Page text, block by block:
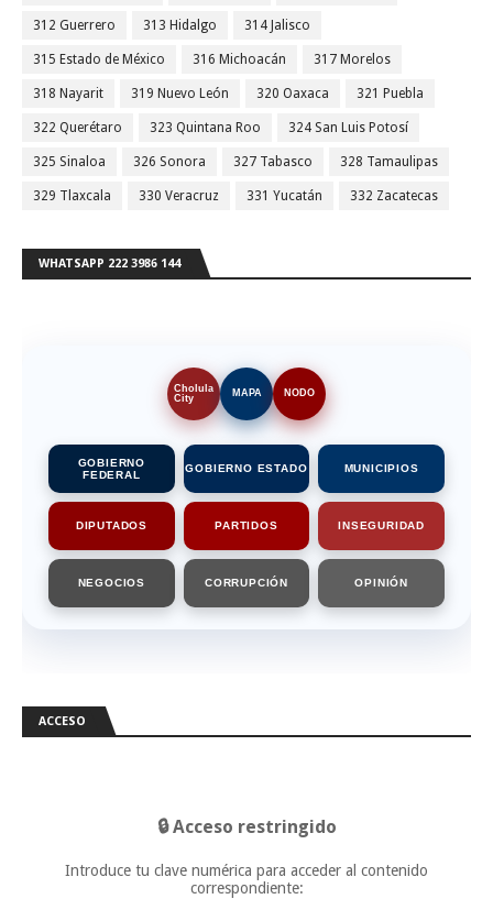
312 Guerrero 313 Hidalgo 314 Jalisco
315 Estado de México 316 Michoacán 317 Morelos
318 Nayarit 319 Nuevo León 320 Oaxaca 321 Puebla
322 Querétaro 323 Quintana Roo 324 San Luis Potosí
325 Sinaloa 326 Sonora 327 Tabasco 328 Tamaulipas
329 Tlaxcala 330 Veracruz 331 Yucatán 332 Zacatecas
WHATSAPP 222 3986 144
Cholula
City
MAPA NODO
GOBIERNO
FEDERAL
GOBIERNO ESTADO MUNICIPIOS
DIPUTADOS PARTIDOS INSEGURIDAD
NEGOCIOS CORRUPCIÓN OPINIÓN
ACCESO
🔒 Acceso restringido
Introduce tu clave numérica para acceder al contenido
correspondiente: